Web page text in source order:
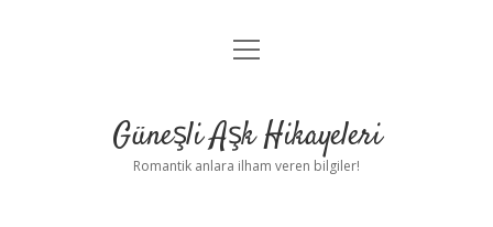
Anasayfa
Yasal Uyarı
menüyü
Güneşli Aşk Hikayeleri
Romantik anlara ilham veren bilgiler!